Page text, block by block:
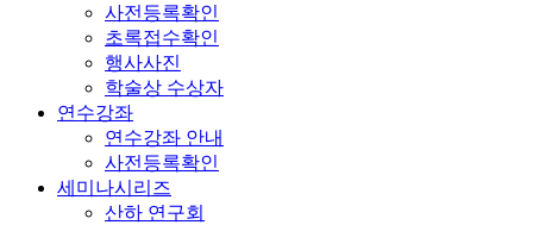
사전등록확인
초록접수확인
행사사진
학술상 수상자
연수강좌
연수강좌 안내
사전등록확인
세미나시리즈
산하 연구회